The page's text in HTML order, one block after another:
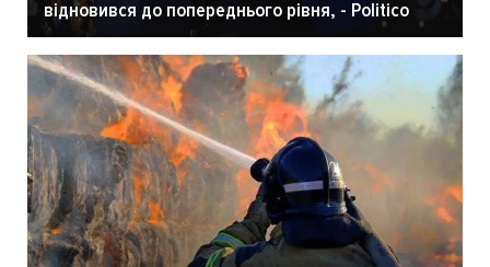
відновився до попереднього рівня, - Politico